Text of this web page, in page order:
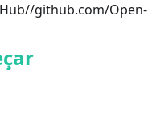
github.com/